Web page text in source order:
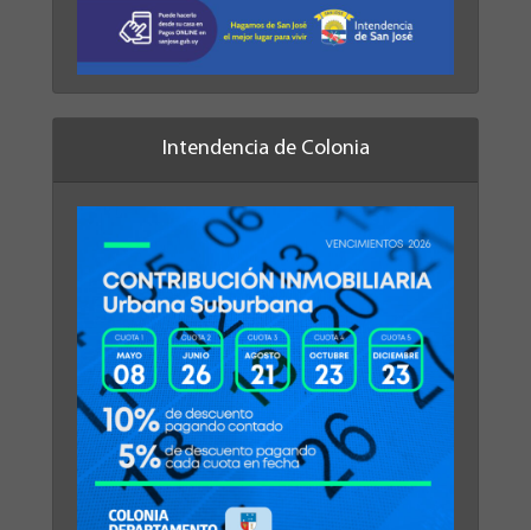
Intendencia de Colonia